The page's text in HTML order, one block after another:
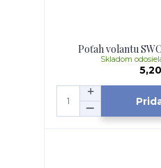
Poťah volantu
Skladom